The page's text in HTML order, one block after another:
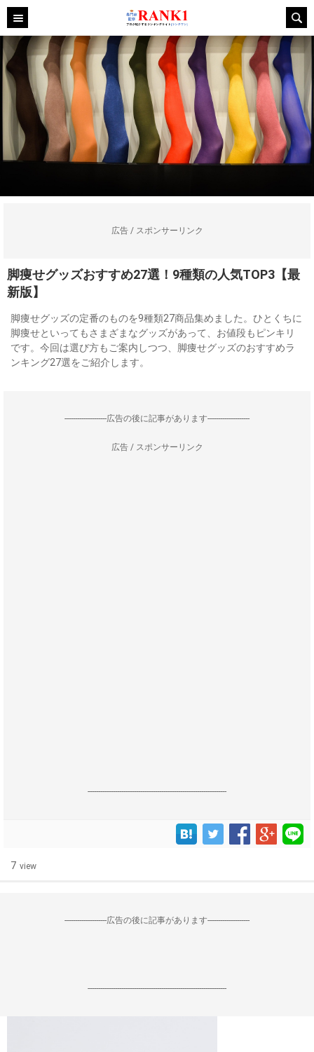
広告 / スポンサーリンク
脚痩せグッズおすすめ27選！9種類の人気TOP3【最
新版】
脚痩せグッズの定番のものを9種類27商品集めました。ひとくちに
脚痩せといってもさまざまなグッズがあって、お値段もピンキリ
です。今回は選び方もご案内しつつ、脚痩せグッズのおすすめラ
ンキング27選をご紹介します。
--------------------広告の後に記事があります--------------------
広告 / スポンサーリンク
------------------------------------------------------------------
7 view
--------------------広告の後に記事があります--------------------
------------------------------------------------------------------